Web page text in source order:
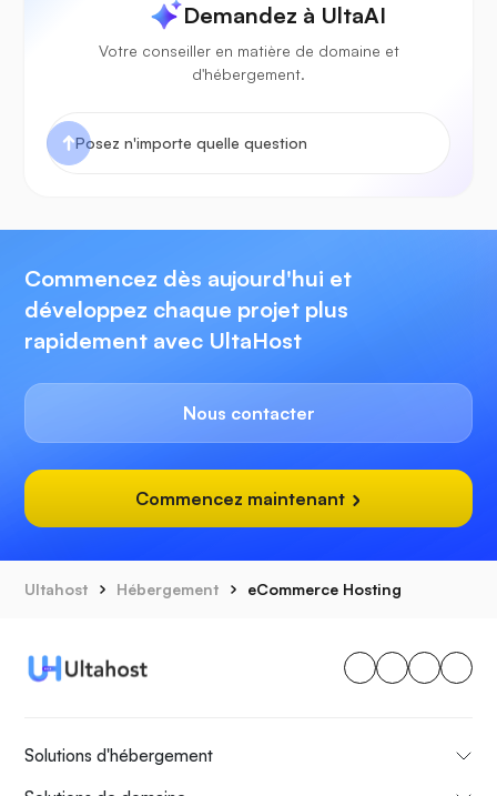
Demandez à UltaAI
Votre conseiller en matière de domaine et
d'hébergement.
Commencez dès aujourd'hui et
développez chaque projet plus
rapidement avec UltaHost
Nous contacter
Commencez maintenant
Ultahost Hébergement eCommerce Hosting
Solutions d'hébergement